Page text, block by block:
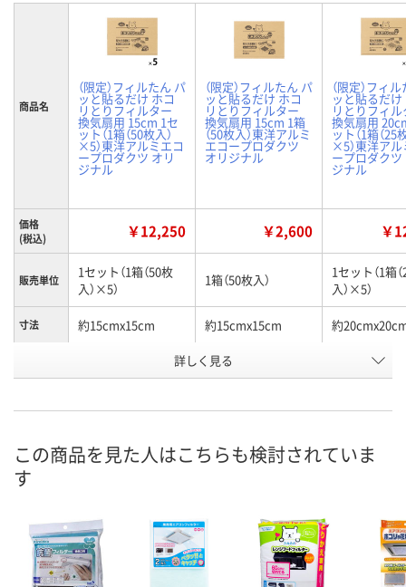
商品名
（限定）フィルたん パ
ッと貼るだけ ホコ
リとりフィルター
換気扇用 15cm 1セ
ット（1箱（50枚入）
×5）東洋アルミエコ
ープロダクツ オリ
ジナル
（限定）フィルたん パ
ッと貼るだけ ホコ
リとりフィルター
換気扇用 15cm 1箱
（50枚入）東洋アルミ
エコープロダクツ
オリジナル
（限定）フィ
ッと貼るだけ
リとりフィ
換気扇用
ット（1箱（25
×5）東洋ア
ープロダクツ
ジナル
価格
(税込)
￥12,250 ￥2,600 ￥
販売単位
1セット（1箱（50枚
入）×5）
1箱（50枚入）
1セット（1箱
入）×5）
寸法 約15cmx15cm 約15cmx15cm 約
換気扇（15cm）用 換気扇（20cm
号
お届け日
数量
カゴへ カゴへ カ
詳しく見る
この商品を見た人はこちらも検討されていま
す